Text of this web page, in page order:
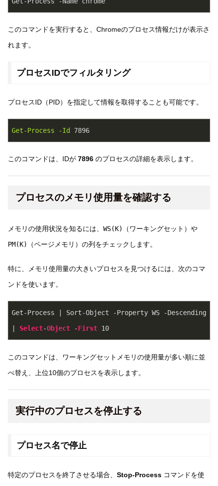
このコマンドを実行すると、Chromeのプロセス情報だけが表示さ
れます。
プロセスIDでフィルタリング
プロセスID（PID）を指定して情報を取得することも可能です。
Get-Process -Id 7896
このコマンドは、IDが 7896 のプロセスの詳細を表示します。
プロセスのメモリ使用量を確認する
メモリの使用状況を知るには、 WS(K)
（ワーキングセット）や
PM(K)
（ページメモリ）の列をチェックします。
特に、メモリ使用量の大きいプロセスを見つけるには、次のコマ
ンドを使います。
Get-Process | Sort-Object -Property WS -Descending
Select-Object -First 10
このコマンドは、ワーキングセットメモリの使用量が多い順に並
べ替え、上位10個のプロセスを表示します。
実行中のプロセスを停止する
プロセス名で停止
特定のプロセスを終了させる場合、 Stop-Process コマンドを使